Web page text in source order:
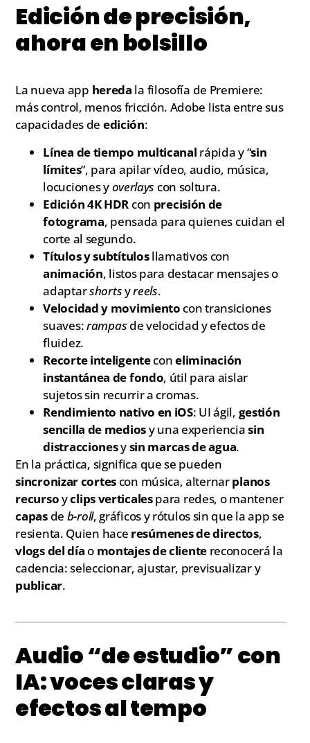
Edición de precisión,
ahora en bolsillo
La nueva app hereda la filosofía de Premiere:
más control, menos fricción. Adobe lista entre sus
capacidades de edición:
Línea de tiempo multicanal rápida y “sin
límites”, para apilar vídeo, audio, música,
locuciones yoverlays con soltura.
Edición 4K HDR con precisión de
fotograma, pensada para quienes cuidan el
corte al segundo.
Títulos y subtítulosllamativos con
animación, listos para destacar mensajes o
adaptarshortsyreels.
Velocidad y movimiento con transiciones
suaves:rampas de velocidad y efectos de
fluidez.
Recorte inteligenteconeliminación
instantánea de fondo, útil para aislar
sujetos sin recurrir a cromas.
Rendimiento nativo en iOS: UI ágil, gestión
sencilla de mediosy una experienciasin
distraccionesysin marcas de agua.
En la práctica, significa que se pueden
sincronizar cortes con música, alternarplanos
recursoyclips verticalespara redes, o mantener
capasde b-roll, gráficos y rótulos sin que la app se
resienta. Quien hace resúmenes de directos,
vlogs del día o montajes de clientereconocerá la
cadencia: seleccionar, ajustar, previsualizar y
publicar.
Audio “de estudio” con
IA: voces claras y
efectos al tempo